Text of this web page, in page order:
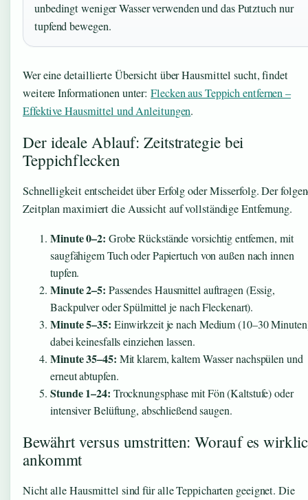
unbedingt weniger Wasser verwenden und das Putztuch nur
tupfend bewegen.
Wer eine detaillierte Übersicht über Hausmittel sucht, findet
weitere Informationen unter:Flecken aus Teppich entfernen –
Effektive Hausmittel und Anleitungen.
Der ideale Ablauf: Zeitstrategie bei
Teppichflecken
Schnelligkeit entscheidet über Erfolg oder Misserfolg. Der
Zeitplan maximiert die Aussicht auf vollständige Entfernung.
Minute 0–2: Grobe Rückstände vorsichtig entfernen, mit
saugfähigem Tuch oder Papiertuch von außen nach innen
tupfen.
Minute 2–5: Passendes Hausmittel auftragen (Essig,
Backpulver oder Spülmittel je nach Fleckenart).
Minute 5–35: Einwirkzeit je nach Medium (10–30
dabei keinesfalls einziehen lassen.
Minute 35–45: Mit klarem, kaltem Wasser nachspülen und
erneut abtupfen.
Stunde 1–24: Trocknungsphase mit Fön (Kaltstufe) oder
intensiver Belüftung, abschließend saugen.
Bewährt versus umstritten: Worauf es
ankommt
Nicht alle Hausmittel sind für alle Teppicharten geeignet. Die